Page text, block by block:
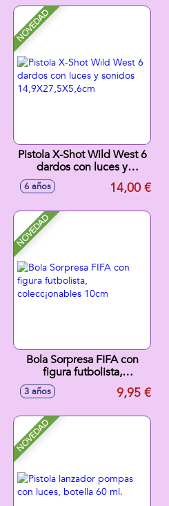
NOVEDAD
Pistola X-Shot Wild West 6
dardos con luces y
sonidos 14,9X27,5X5,6cm
6 años 14,00 €
NOVEDAD
Bola Sorpresa FIFA con
figura futbolista,
colecc¡onables 10cm
3 años 9,95 €
NOVEDAD